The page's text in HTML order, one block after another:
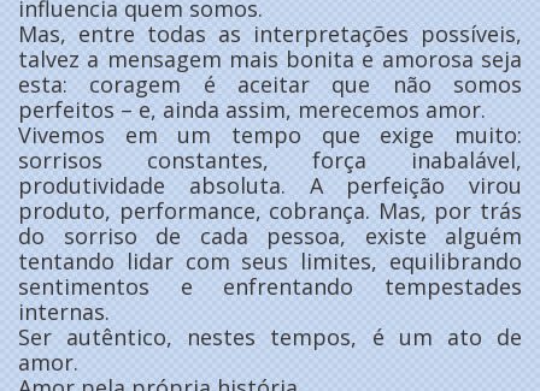
influencia quem somos.
Mas, entre todas as interpretações possíveis,
talvez a mensagem mais bonita e amorosa seja
esta: coragem é aceitar que não somos
perfeitos – e, ainda assim, merecemos amor.
Vivemos em um tempo que exige muito:
sorrisos constantes, força inabalável,
produtividade absoluta. A perfeição virou
produto, performance, cobrança. Mas, por trás
do sorriso de cada pessoa, existe alguém
tentando lidar com seus limites, equilibrando
sentimentos e enfrentando tempestades
internas.
Ser autêntico, nestes tempos, é um ato de
amor.